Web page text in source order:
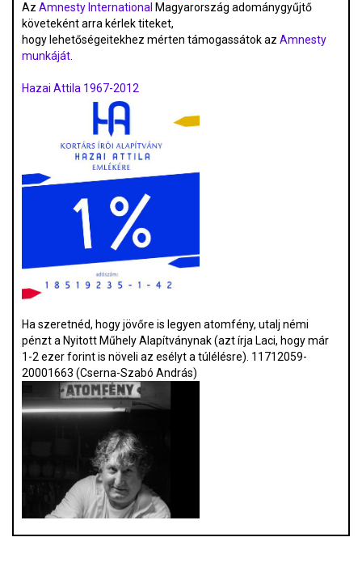
Az Amnesty International Magyarország adománygyűjtő
követeként arra kérlek titeket,
hogy lehetőségeitekhez mérten támogassátok az Amnesty
munkáját.
Hazai Attila 1967-2012
Ha szeretnéd, hogy jövőre is legyen atomfény, utalj némi
pénzt a Nyitott Műhely Alapítványnak (azt írja Laci, hogy már
1-2 ezer forint is növeli az esélyt a túlélésre). 11712059-
20001663 (Cserna-Szabó András)